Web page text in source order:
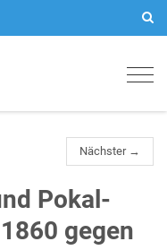
Nächster →
Pokal-
gegen